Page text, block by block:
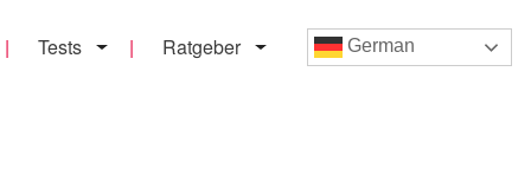
Tests Ratgeber German